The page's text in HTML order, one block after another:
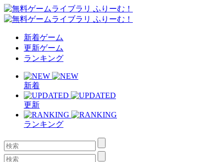
新着ゲーム
更新ゲーム
ランキング
新着
更新
ランキング